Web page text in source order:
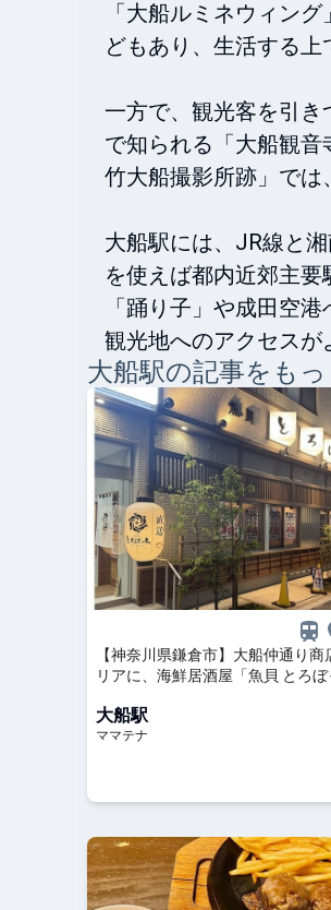
「大船ルミネウィン
どもあり、生活する上
一方で、観光客を引き
で知られる「大船観
竹大船撮影所跡」では
大船駅には、JR線と
を使えば都内近郊主
「踊り子」や成田空
観光地へのアクセスが
大船駅の記事をも
【神奈川県鎌倉市】大船仲通り商
リアに、海鮮居酒屋「魚貝 とろぼ
大船駅
ママテナ